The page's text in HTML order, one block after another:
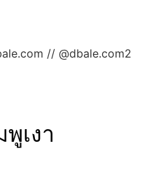
// @dbale.com2
เงา